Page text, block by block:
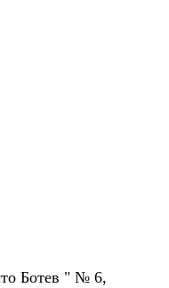
Ботев " № 6,